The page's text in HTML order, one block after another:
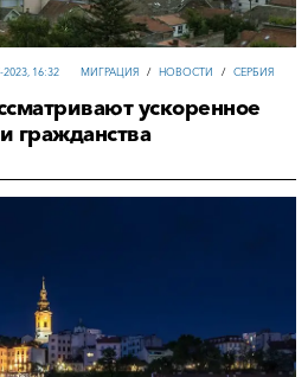
МИГРАЦИЯ / НОВОСТИ / СЕРБИЯ
2023, 16:32
ускоренное